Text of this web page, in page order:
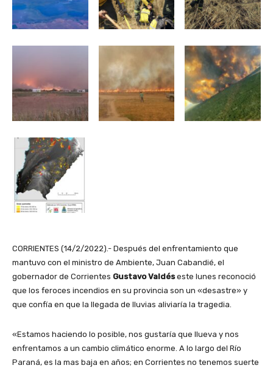
CORRIENTES (14/2/2022).- Después del enfrentamiento que
mantuvo con el ministro de Ambiente, Juan Cabandié, el
gobernador de Corrientes Gustavo Valdéseste lunes reconoció
que los feroces incendios en su provincia son un «desastre» y
que confía en que la llegada de lluvias aliviaría la tragedia.
«Estamos haciendo lo posible, nos gustaría que llueva y nos
enfrentamos a un cambio climático enorme. A lo largo del Río
Paraná, es la mas baja en años; en Corrientes no tenemos suerte